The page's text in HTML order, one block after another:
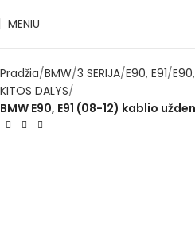
MENIU
Pradžia BMW 3 SERIJA E90, E91
KITOS DALYS
BMW E90, E91 (08-12) kablio
✔